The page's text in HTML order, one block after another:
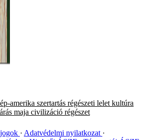
amerika szertartás régészeti lelet kultúra
maja civilizáció régészet
Adatvédelmi nyilatkozat